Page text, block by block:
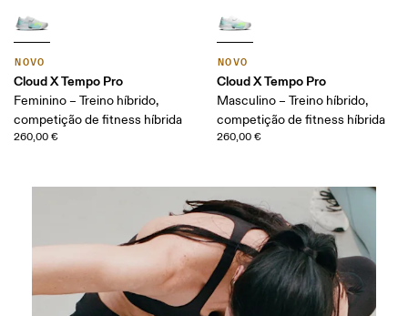
NOVO
Cloud X Tempo Pro
Feminino – Treino híbrido,
competição de fitness híbrida
260,00 €
NOVO
Cloud X Tempo Pro
Masculino – Treino híbrido,
competição de fitness híbrida
260,00 €